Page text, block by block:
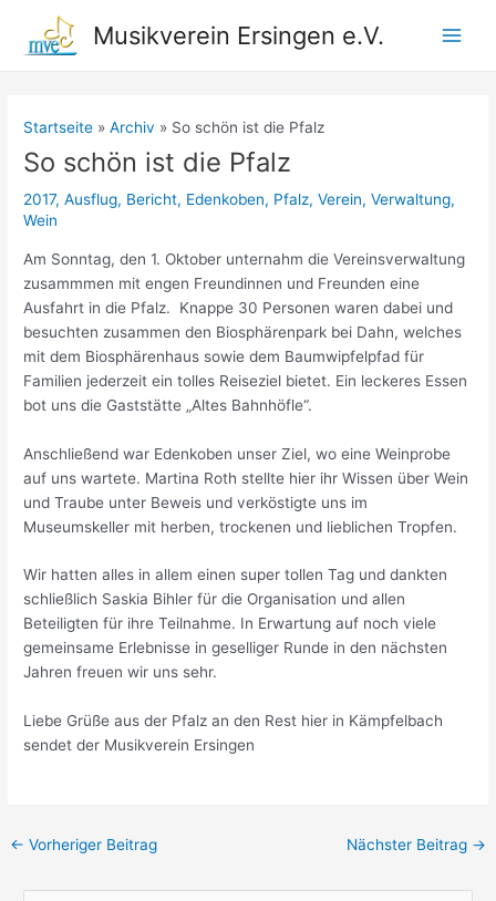
springen
Musikverein Ersingen e.V.
Startseite Archiv So schön ist die Pfalz
So schön ist die Pfalz
2017,Ausflug, Bericht, Edenkoben, Pfalz,Verein,Verwaltung,
Wein
Am Sonntag, den 1. Oktober unternahm die Vereinsverwaltung
zusammmen mit engen Freundinnen und Freunden eine
Ausfahrt in die Pfalz. Knappe 30 Personen waren dabei und
besuchten zusammen den Biosphärenpark bei Dahn, welches
mit dem Biosphärenhaus sowie dem Baumwipfelpfad für
Familien jederzeit ein tolles Reiseziel bietet. Ein leckeres Essen
bot uns die Gaststätte „Altes Bahnhöfle“.
Anschließend war Edenkoben unser Ziel, wo eine Weinprobe
auf uns wartete. Martina Roth stellte hier ihr Wissen über Wein
und Traube unter Beweis und verköstigte uns im
Museumskeller mit herben, trockenen und lieblichen Tropfen.
Wir hatten alles in allem einen super tollen Tag und dankten
schließlich Saskia Bihler für die Organisation und allen
Beteiligten für ihre Teilnahme. In Erwartung auf noch viele
gemeinsame Erlebnisse in geselliger Runde in den nächsten
Jahren freuen wir uns sehr.
Liebe Grüße aus der Pfalz an den Rest hier in Kämpfelbach
sendet der Musikverein Ersingen
Beitragsnavigation
← Vorheriger Beitrag Nächster Beitrag →